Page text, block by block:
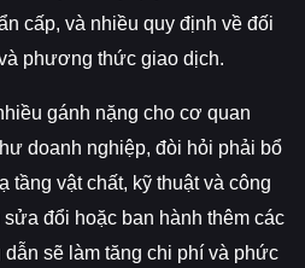
cấp, và nhiều quy định về đối
phương thức giao dịch.
gánh nặng cho cơ quan
doanh nghiệp, đòi hỏi phải bổ
tầng vật chất, kỹ thuật và công
đổi hoặc ban hành thêm các
sẽ làm tăng chi phí và phức